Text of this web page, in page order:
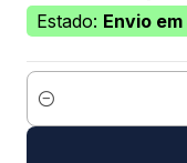
Estado: Envio
Quantidade